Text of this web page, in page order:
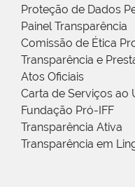
Proteção de Dados
Painel Transparência
Comissão de Ética
Transparência e
Atos Oficiais
Carta de Serviços ao
Fundação Pró-IFF
Transparência Ativa
Transparência em